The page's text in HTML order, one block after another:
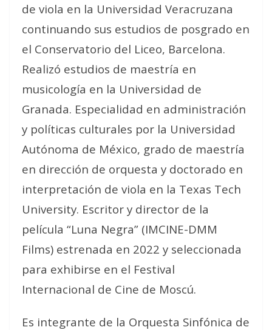
de viola en la Universidad Veracruzana
continuando sus estudios de posgrado en
el Conservatorio del Liceo, Barcelona.
Realizó estudios de maestría en
musicología en la Universidad de
Granada. Especialidad en administración
y políticas culturales por la Universidad
Autónoma de México, grado de maestría
en dirección de orquesta y doctorado en
interpretación de viola en la Texas Tech
University. Escritor y director de la
película “Luna Negra” (IMCINE-DMM
Films) estrenada en 2022 y seleccionada
para exhibirse en el Festival
Internacional de Cine de Moscú.
Es integrante de la Orquesta Sinfónica de